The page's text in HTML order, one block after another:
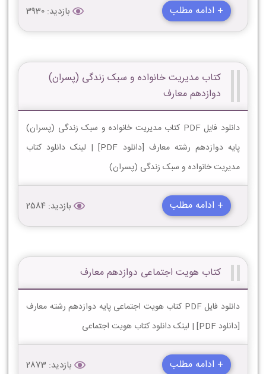
+ ادامه مطلب بازدید: 3930
کتاب مدیریت خانواده و سبک زندگی (پسران)
دوازدهم معارف
دانلود فایل PDF کتاب مدیریت خانواده و سبک زندگی (پسران)
پایه دوازدهم رشته معارف [دانلود PDF] | لینک دانلود کتاب
مدیریت خانواده و سبک زندگی (پسران)
+ ادامه مطلب بازدید: 2584
کتاب هویت اجتماعی دوازدهم معارف
دانلود فایل PDF کتاب هویت اجتماعی پایه دوازدهم رشته معارف
[دانلود PDF] | لینک دانلود کتاب هویت اجتماعی
+ ادامه مطلب بازدید: 2873